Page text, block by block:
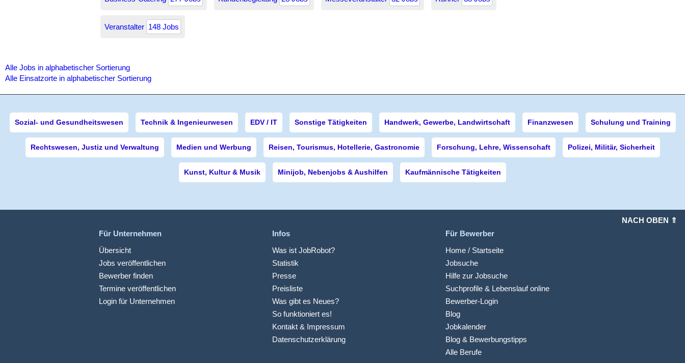
Veranstalter 148 Jobs
Alle Jobs in alphabetischer Sortierung
Alle Einsatzorte in alphabetischer Sortierung
Sozial- und Gesundheitswesen Technik & Ingenieurwesen EDV / IT Sonstige Tätigkeiten Handwerk, Gewerbe, Landwirtschaft Finanzwesen Schulung und Training
Rechtswesen, Justiz und Verwaltung Medien und Werbung Reisen, Tourismus, Hotellerie, Gastronomie Forschung, Lehre, Wissenschaft Polizei, Militär, Sicherheit
Kunst, Kultur & Musik Minijob, Nebenjobs & Aushilfen Kaufmännische Tätigkeiten
NACH OBEN ⇑
Für Unternehmen
Übersicht
Jobs veröffentlichen
Bewerber finden
Termine veröffentlichen
Login für Unternehmen
Infos
Was ist JobRobot?
Statistik
Presse
Preisliste
Was gibt es Neues?
So funktioniert es!
Kontakt & Impressum
Datenschutzerklärung
Für Bewerber
Home / Startseite
Jobsuche
Hilfe zur Jobsuche
Suchprofile & Lebenslauf online
Bewerber-Login
Blog
Jobkalender
Blog & Bewerbungstipps
Alle Berufe